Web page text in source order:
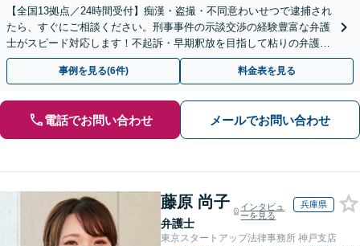
【全国13拠点／24時間受付】痴漢・盗撮・不同意わいせつで逮捕され
たら、すぐにご相談ください。刑事事件の示談交渉の経験豊富な弁護
士がスピード対応します！不起訴・早期釈放を目指して粘りの弁護活
動を行います。
事例を見る(6件) 料金表を見る
電話でお問い合わせ メールでお問い合わせ
藤原 尚子
弁護士
インタビュ
ーを見る
兵庫県
東京スタートアップ法律事務所 神戸支店